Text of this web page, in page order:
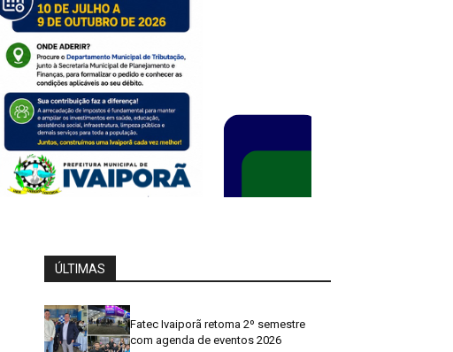
ÚLTIMAS
Fatec Ivaiporã retoma 2º semestre
com agenda de eventos 2026